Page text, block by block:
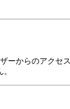
からのアクセ